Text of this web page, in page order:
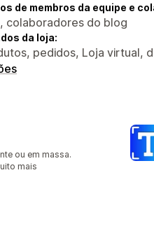
de membros da equipe e
colaboradores do blog
da loja:
pedidos, Loja virtual,
ou em massa.
mais